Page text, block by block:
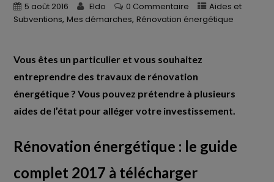
5 août 2016 Eldo 0 Commentaire
Aides et
Subventions, Mes démarches, Rénovation énergétique
Vous êtes un particulier et vous souhaitez
entreprendre des travaux de rénovation
énergétique ? Vous pouvez prétendre à plusieurs
aides de l’état pour alléger votre investissement.
Rénovation énergétique : le guide
complet 2017 à télécharger